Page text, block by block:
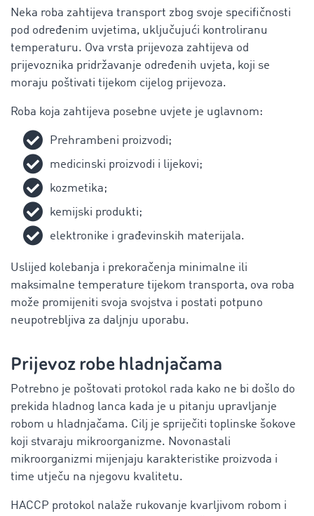
Neka roba zahtijeva transport zbog svoje specifičnosti
pod određenim uvjetima, uključujući kontroliranu
temperaturu. Ova vrsta prijevoza zahtijeva od
prijevoznika pridržavanje određenih uvjeta, koji se
moraju poštivati ​​tijekom cijelog prijevoza.
Roba koja zahtijeva posebne uvjete je uglavnom:
Prehrambeni proizvodi;
medicinski proizvodi i lijekovi;
kozmetika;
kemijski produkti;
elektronike i građevinskih materijala.
Uslijed kolebanja i prekoračenja minimalne ili
maksimalne temperature tijekom transporta, ova roba
može promijeniti svoja svojstva i postati potpuno
neupotrebljiva za daljnju uporabu.
Prijevoz robe hladnjačama
Potrebno je poštovati protokol rada kako ne bi došlo do
prekida hladnog lanca kada je u pitanju upravljanje
robom u hladnjačama. Cilj je spriječiti toplinske šokove
koji stvaraju mikroorganizme. Novonastali
mikroorganizmi mijenjaju karakteristike proizvoda i
time utječu na njegovu kvalitetu.
HACCP protokol nalaže rukovanje kvarljivom robom i